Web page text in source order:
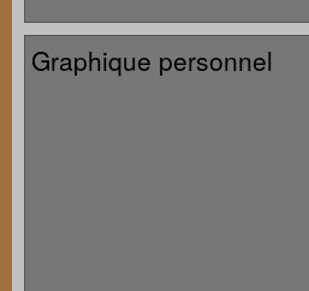
Graphique personnel